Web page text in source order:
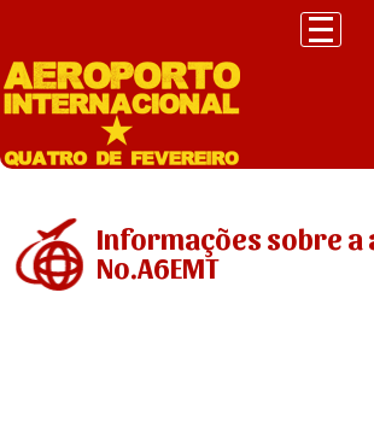
Informações sobre a
No.A6EMT